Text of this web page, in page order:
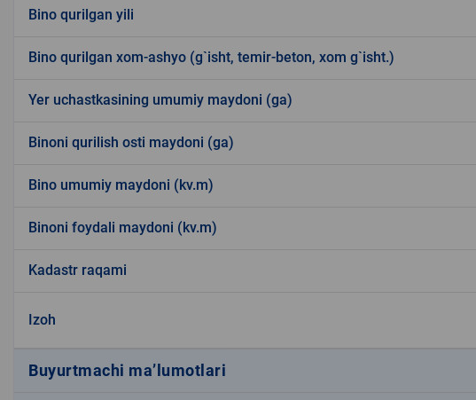
Bino qurilgan yili
Bino qurilgan xom-ashyo (g`isht, temir-beton, xom g`isht.)
Yer uchastkasining umumiy maydoni (ga)
Binoni qurilish osti maydoni (ga)
Bino umumiy maydoni (kv.m)
Binoni foydali maydoni (kv.m)
Kadastr raqami
Izoh
Buyurtmachi ma’lumotlari